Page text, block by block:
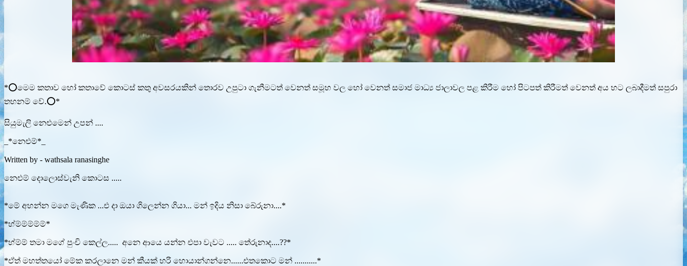
*⭕මෙම කතාව හෝ කතාවේ කොටස් කතු අවසරයකින් තොරව උපුටා ගැනීමටත් වෙනත් සමූහ වල හෝ වෙනත් සමාජ මාධ්‍ය ජාලාවල පළ කිරීම හෝ පිටපත් කිරීමත් වෙනත් අය හට ලබාදීමත් සපුරා
තහනම් වේ.⭕*
සියුමැලි නෙළුමෙන් උපන් ....
_*නෙළුම්*_
Written by - wathsala ranasinghe
නෙළුම් දොලොස්වැනි කොටස .....
*මේ අහන්න මගෙ මැණික ...එ දා ඔයා ගිලෙන්න ගියා... මන් ඉදිය නිසා බේරුනා....*
*හ්ම්ම්ම්ම්ම්*
*හ්ම්ම් තමා මගේ පුංචි කෙල්ල..... අනෙ ආයෙ යන්න එපා වැවට ..... තේරුනාද....??*
*ඒත් මහත්තයෝ මේක කරලානෙ මන් කීයක් හරි හොයාන්ගන්නෙ......එතකොට මන් ...........*